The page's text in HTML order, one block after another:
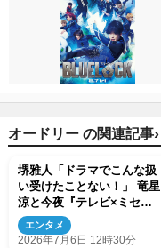
オードリー の関連記事›
堺雅人「ドラマでこんな扱
い受けたことない！」 竜星
涼と今夜『テレビ×ミセ
ス』参戦で大はしゃぎ！
エンタメ
2026年7月6日 12時30分